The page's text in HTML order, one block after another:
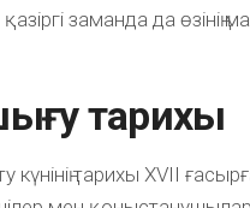
заманда да өзінің
тарихы
тарихы XVII